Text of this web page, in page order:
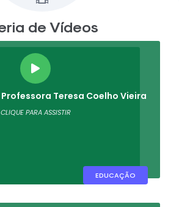
de Vídeos
Teresa Coelho Vieira
CLIQUE PARA ASSISTIR
EDUCAÇÃO